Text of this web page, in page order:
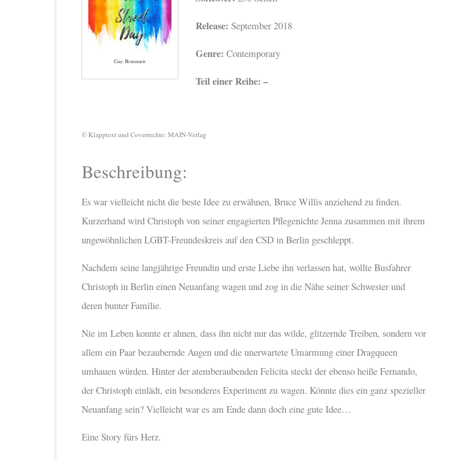
Release: September 2018
Genre: Contemporary
Teil einer Reihe: –
© Klapptext und Coverrechte: MAIN-Verlag
Beschreibung:
Es war vielleicht nicht die beste Idee zu erwähnen, Bruce Willis anziehend zu finden.
Kurzerhand wird Christoph von seiner engagierten Pflegenichte Jenna zusammen mit ihrem
ungewöhnlichen LGBT-Freundeskreis auf den CSD in Berlin geschleppt.
Nachdem seine langjährige Freundin und erste Liebe ihn verlassen hat, wollte Busfahrer
Christoph in Berlin einen Neuanfang wagen und zog in die Nähe seiner Schwester und
deren bunter Familie.
Nie im Leben konnte er ahnen, dass ihn nicht nur das wilde, glitzernde Treiben, sondern vor
allem ein Paar bezaubernde Augen und die unerwartete Umarmung einer Dragqueen
umhauen würden. Hinter der atemberaubenden Felicita steckt der ebenso heiße Fernando,
der Christoph einlädt, ein besonderes Experiment zu wagen. Könnte dies ein ganz spezieller
Neuanfang sein? Vielleicht war es am Ende dann doch eine gute Idee…
Eine Story fürs Herz.